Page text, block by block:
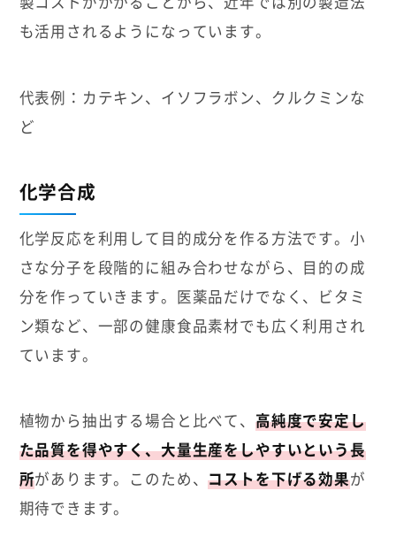
も活用されるようになっています。
代表例：カテキン、イソフラボン、クルクミンな
ど
化学合成
化学反応を利用して目的成分を作る方法です。小
さな分子を段階的に組み合わせながら、目的の成
分を作っていきます。医薬品だけでなく、ビタミ
ン類など、一部の健康食品素材でも広く利用され
ています。
植物から抽出する場合と比べて、 高純度で安定し
た品質を得やすく、大量生産をしやすいという長
所があります。このため、コストを下げる効果が
期待できます。